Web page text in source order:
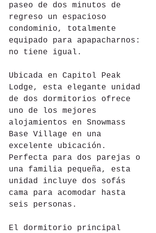
paseo de dos minutos de
regreso un espacioso
condominio, totalmente
equipado para apapacharnos:
no tiene igual.
Ubicada en Capitol Peak
Lodge, esta elegante unidad
de dos dormitorios ofrece
uno de los mejores
alojamientos en Snowmass
Base Village en una
excelente ubicación.
Perfecta para dos parejas o
una familia pequeña, esta
unidad incluye dos sofás
cama para acomodar hasta
seis personas.
El dormitorio principal